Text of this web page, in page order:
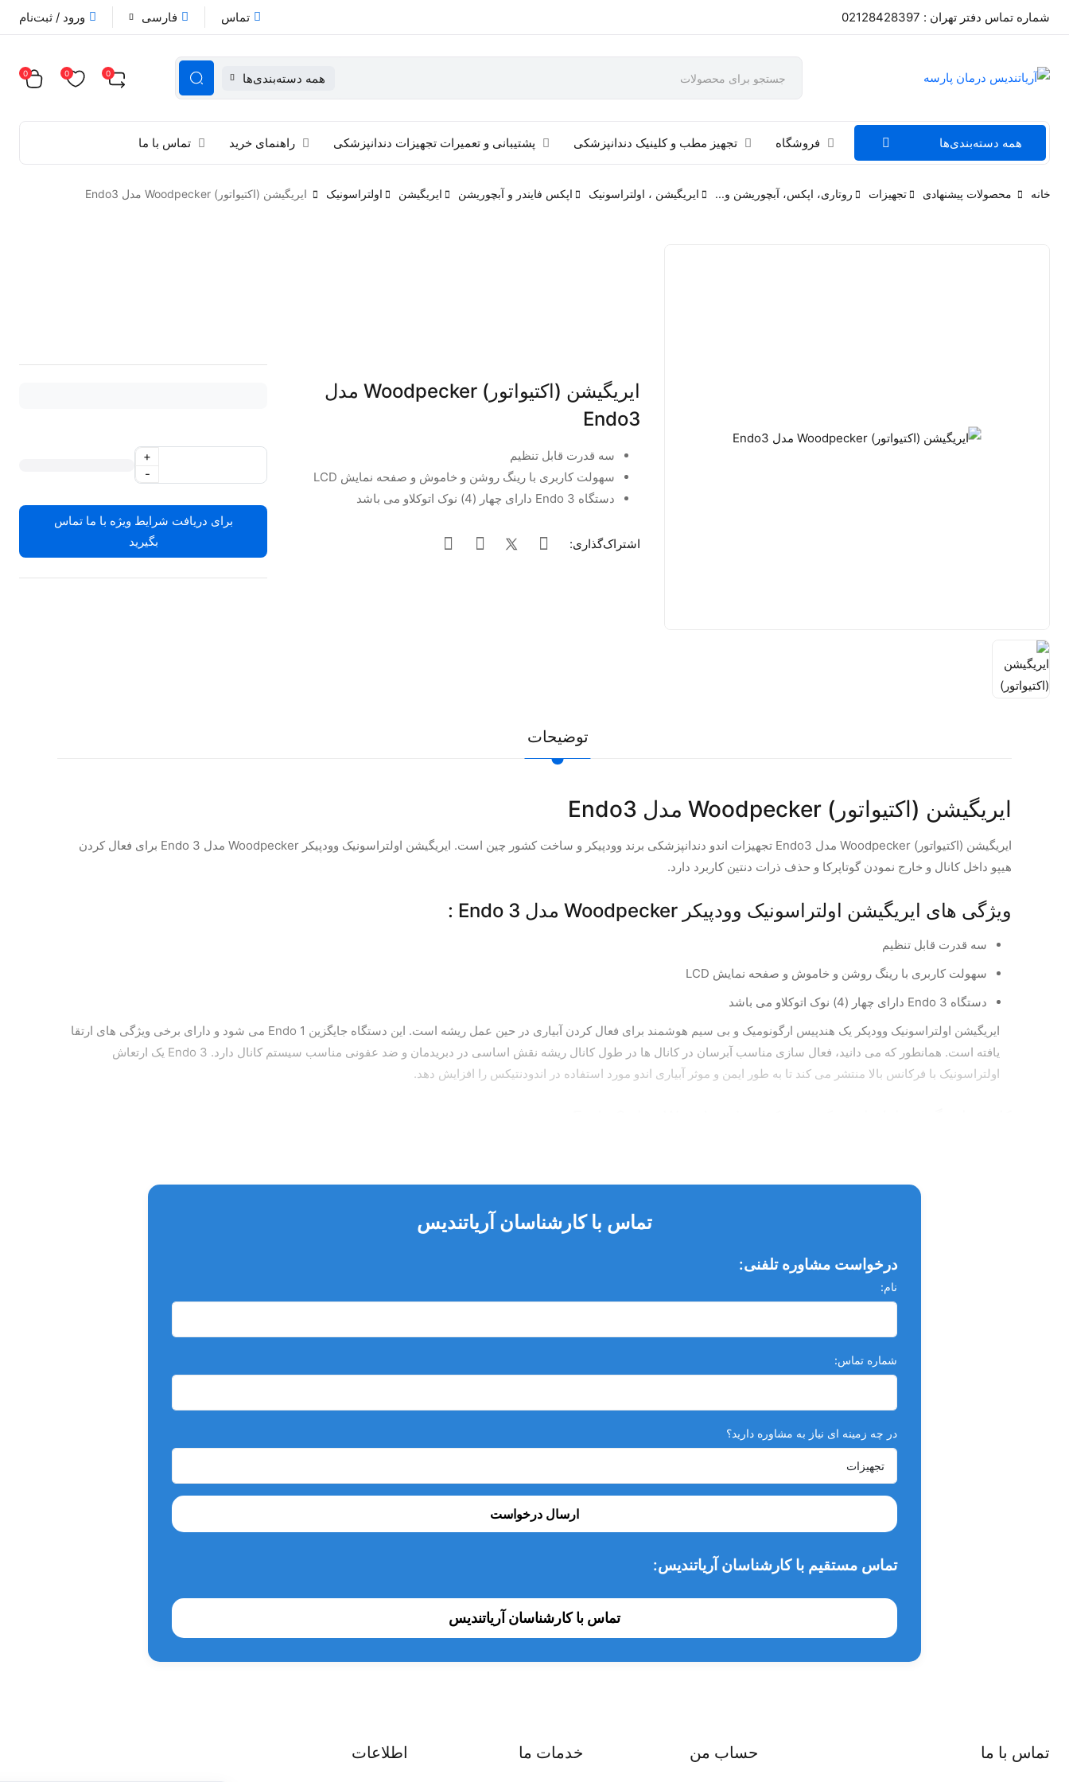
شماره تماس دفتر تهران : 02128428397 تماس فارسی ورود / ثبت‌نام
همه دسته‌بندی‌ها 0
0
0
همه دسته‌بندی‌ها فروشگاه تجهیز مطب و کلینیک دندانپزشکی پشتیبانی و تعمیرات تجهیزات دندانپزشکی راهنمای خرید تماس با ما
خانه محصولات پیشنهادی تجهیزات روتاری، اپکس، آبچوریشن و... ایریگیشن ، اولتراسونیک اپکس فایندر و آبچوریشن ایریگیشن اولتراسونیک ایریگیشن (اکتیواتور) Woodpecker مدل Endo3
ایریگیشن (اکتیواتور) Woodpecker مدل
Endo3
سه قدرت قابل تنظیم
سهولت کاربری با رینگ روشن و خاموش و صفحه نمایش LCD
دستگاه Endo 3 دارای چهار (4) نوک اتوکلاو می باشد
اشتراک‌گذاری:
-
+
برای دریافت شرایط ویژه با ما تماس
بگیرید
توضیحات
ایریگیشن (اکتیواتور) Woodpecker مدل Endo3
ایریگیشن (اکتیواتور) Woodpecker مدل Endo3 تجهیزات اندو دندانپزشکی برند وودپیکر و ساخت کشور چین است. ایریگیشن اولتراسونیک وودپیکر Woodpecker مدل Endo 3 برای فعال کردن
هیپو داخل کانال و خارج نمودن گوتاپرکا و حذف ذرات دنتین کاربرد دارد.
ویژگی های ایریگیشن اولتراسونیک وودپیکر Woodpecker مدل Endo 3 :
سه قدرت قابل تنظیم
سهولت کاربری با رینگ روشن و خاموش و صفحه نمایش LCD
دستگاه Endo 3 دارای چهار (4) نوک اتوکلاو می باشد
ایریگیشن اولتراسونیک وودپکر یک هندپیس ارگونومیک و بی سیم هوشمند برای فعال کردن آبیاری در حین عمل ریشه است. این دستگاه جایگزین Endo 1 می شود و دارای برخی ویژگی های ارتقا
یافته است. همانطور که می دانید، فعال سازی مناسب آبرسان در کانال ها در طول کانال ریشه نقش اساسی در دبریدمان و ضد عفونی مناسب سیستم کانال دارد. Endo 3 یک ارتعاش
اولتراسونیک با فرکانس بالا منتشر می کند تا به طور ایمن و موثر آبیاری اندو مورد استفاده در اندودنتیکس را افزایش دهد.
هد قابل تنظیم برای دسترسی بهبودیافته کل سر دستگاه را می توان به موقعیت مورد نیاز چرخاند.
تیپ و هد قابل جداشدن و قابل اتوکلاو
تماس با کارشناسان آریاتندیس
درخواست مشاوره تلفنی:
نام:
شماره تماس:
در چه زمینه ای نیاز به مشاوره دارید؟
ارسال درخواست
تماس مستقیم با کارشناسان آریاتندیس:
تماس با کارشناسان آریاتندیس
تماس با ما حساب من خدمات ما اطلاعات